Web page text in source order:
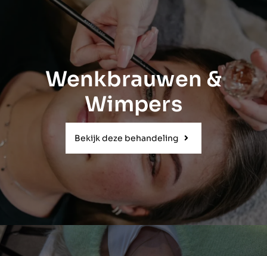
Wenkbrauwen &
Wimpers
Bekijk deze behandeling